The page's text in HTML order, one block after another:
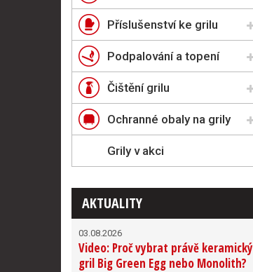
Příslušenství ke grilu
Podpalování a topení
Čištění grilu
Ochranné obaly na grily
Grily v akci
AKTUALITY
03.08.2026
Video: Proč vybrat právě keramický
gril Big Green Egg nebo Monolith?